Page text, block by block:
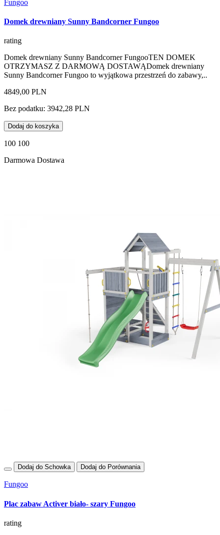
Fungoo
Domek drewniany Sunny Bandcorner Fungoo
rating
Domek drewniany Sunny Bandcorner FungooTEN DOMEK
OTRZYMASZ Z DARMOWĄ DOSTAWĄDomek drewniany
Sunny Bandcorner Fungoo to wyjątkowa przestrzeń do zabawy,..
4849,00 PLN
Bez podatku: 3942,28 PLN
Dodaj do koszyka
100 100
Darmowa Dostawa
Dodaj do Schowka Dodaj do Porównania
Fungoo
Plac zabaw Activer biało- szary Fungoo
rating